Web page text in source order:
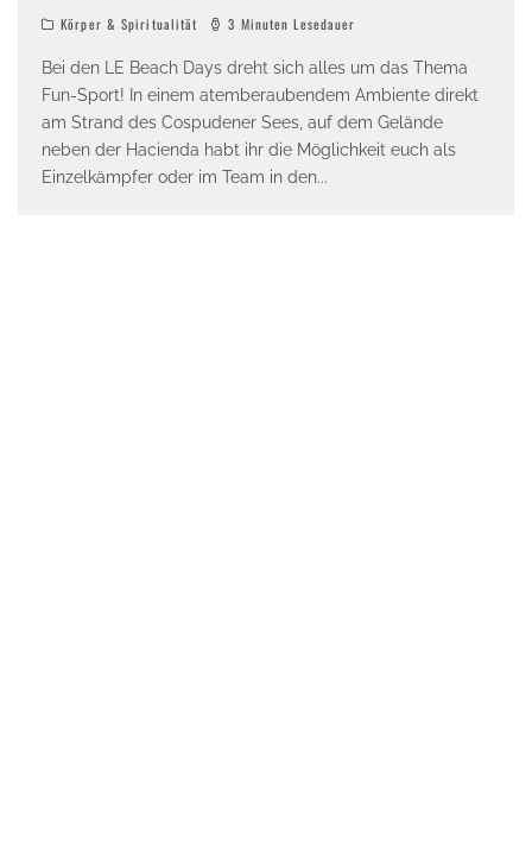
Körper & Spiritualität 3 Minuten Lesedauer
Bei den LE Beach Days dreht sich alles um das Thema
Fun-Sport! In einem atemberaubendem Ambiente direkt
am Strand des Cospudener Sees, auf dem Gelände
neben der Hacienda habt ihr die Möglichkeit euch als
Einzelkämpfer oder im Team in den...